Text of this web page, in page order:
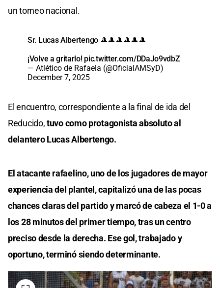
un torneo nacional.
Sr. Lucas Albertengo 🎩🎩🎩🎩🎩🎩
¡Volve a gritarlo! pic.twitter.com/DDaJo9vdbZ
— Atlético de Rafaela (@OficialAMSyD)
December 7, 2025
El encuentro, correspondiente a la final de ida del
Reducido,tuvo como protagonista absoluto al
delantero Lucas Albertengo.
El atacante rafaelino, uno de los jugadores de mayor
experiencia del plantel, capitalizó una de las pocas
chances claras del partido y marcó de cabeza el 1-0 a
los 28 minutos del primer tiempo, tras un centro
preciso desde la derecha. Ese gol, trabajado y
oportuno, terminó siendo determinante.